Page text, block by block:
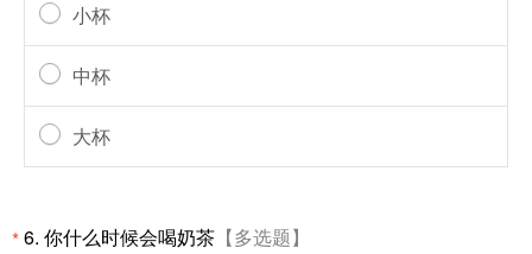
小杯
中杯
大杯
*6. 你什么时候会喝奶茶 【多选题】